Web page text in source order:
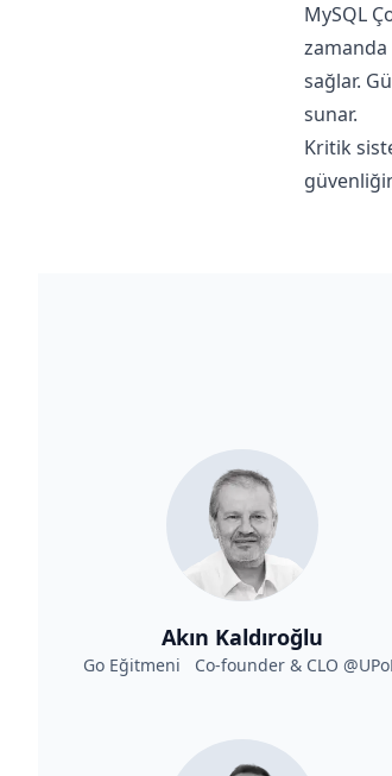
MySQL
zamanda
sağlar.
sunar.
Kritik
Akın Kaldıroğlu
Go Eğitmeni Co-founder & CLO